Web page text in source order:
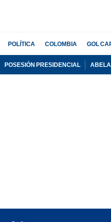
POLÍTICA COLOMBIA GOL
POSESIÓN PRESIDENCIAL